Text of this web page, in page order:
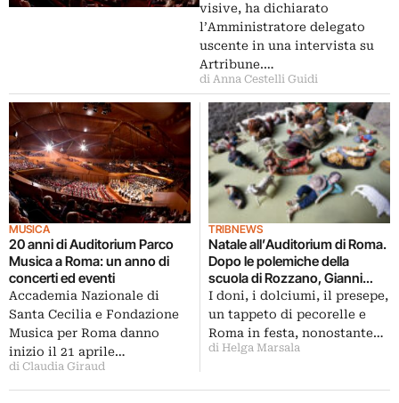
visive, ha dichiarato
l’Amministratore delegato
uscente in una intervista su
Artribune.…
di Anna Cestelli Guidi
MUSICA
20 anni di Auditorium Parco
Musica a Roma: un anno di
concerti ed eventi
Accademia Nazionale di
Santa Cecilia e Fondazione
Musica per Roma danno
inizio il 21 aprile…
di Claudia Giraud
TRIBNEWS
Natale all’Auditorium di Roma.
Dopo le polemiche della
scuola di Rozzano, Gianni
Piacentini gioca con l’icona del
presepe, tra performance e
installazioni
I doni, i dolciumi, il presepe,
un tappeto di pecorelle e
Roma in festa, nonostante…
di Helga Marsala